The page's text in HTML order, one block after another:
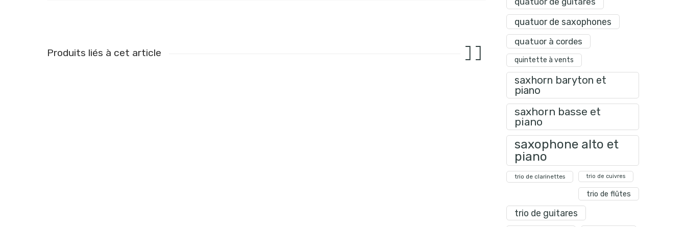
Produits liés à cet article
quatuor de saxophones
quatuor à cordes
quintette à vents
saxhorn baryton et
piano
saxhorn basse et
piano
saxophone alto et
piano
trio de clarinettes trio de cuivres
trio de flûtes
trio de guitares